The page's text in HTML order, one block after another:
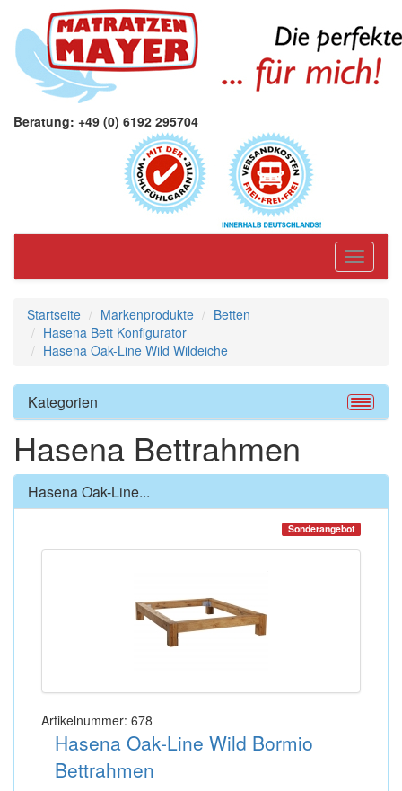
Beratung: +49 (0) 6192 295704
Toggle
Startseite Markenprodukte
Betten
Hasena Bett Konfigurator
Hasena Oak-Line Wild Wildeiche
Kategorien
Hasena Bettrahmen
Hasena Oak-Line...
Sonderangebot
Artikelnummer: 678
Hasena Oak-Line Wild Bormio
Bettrahmen